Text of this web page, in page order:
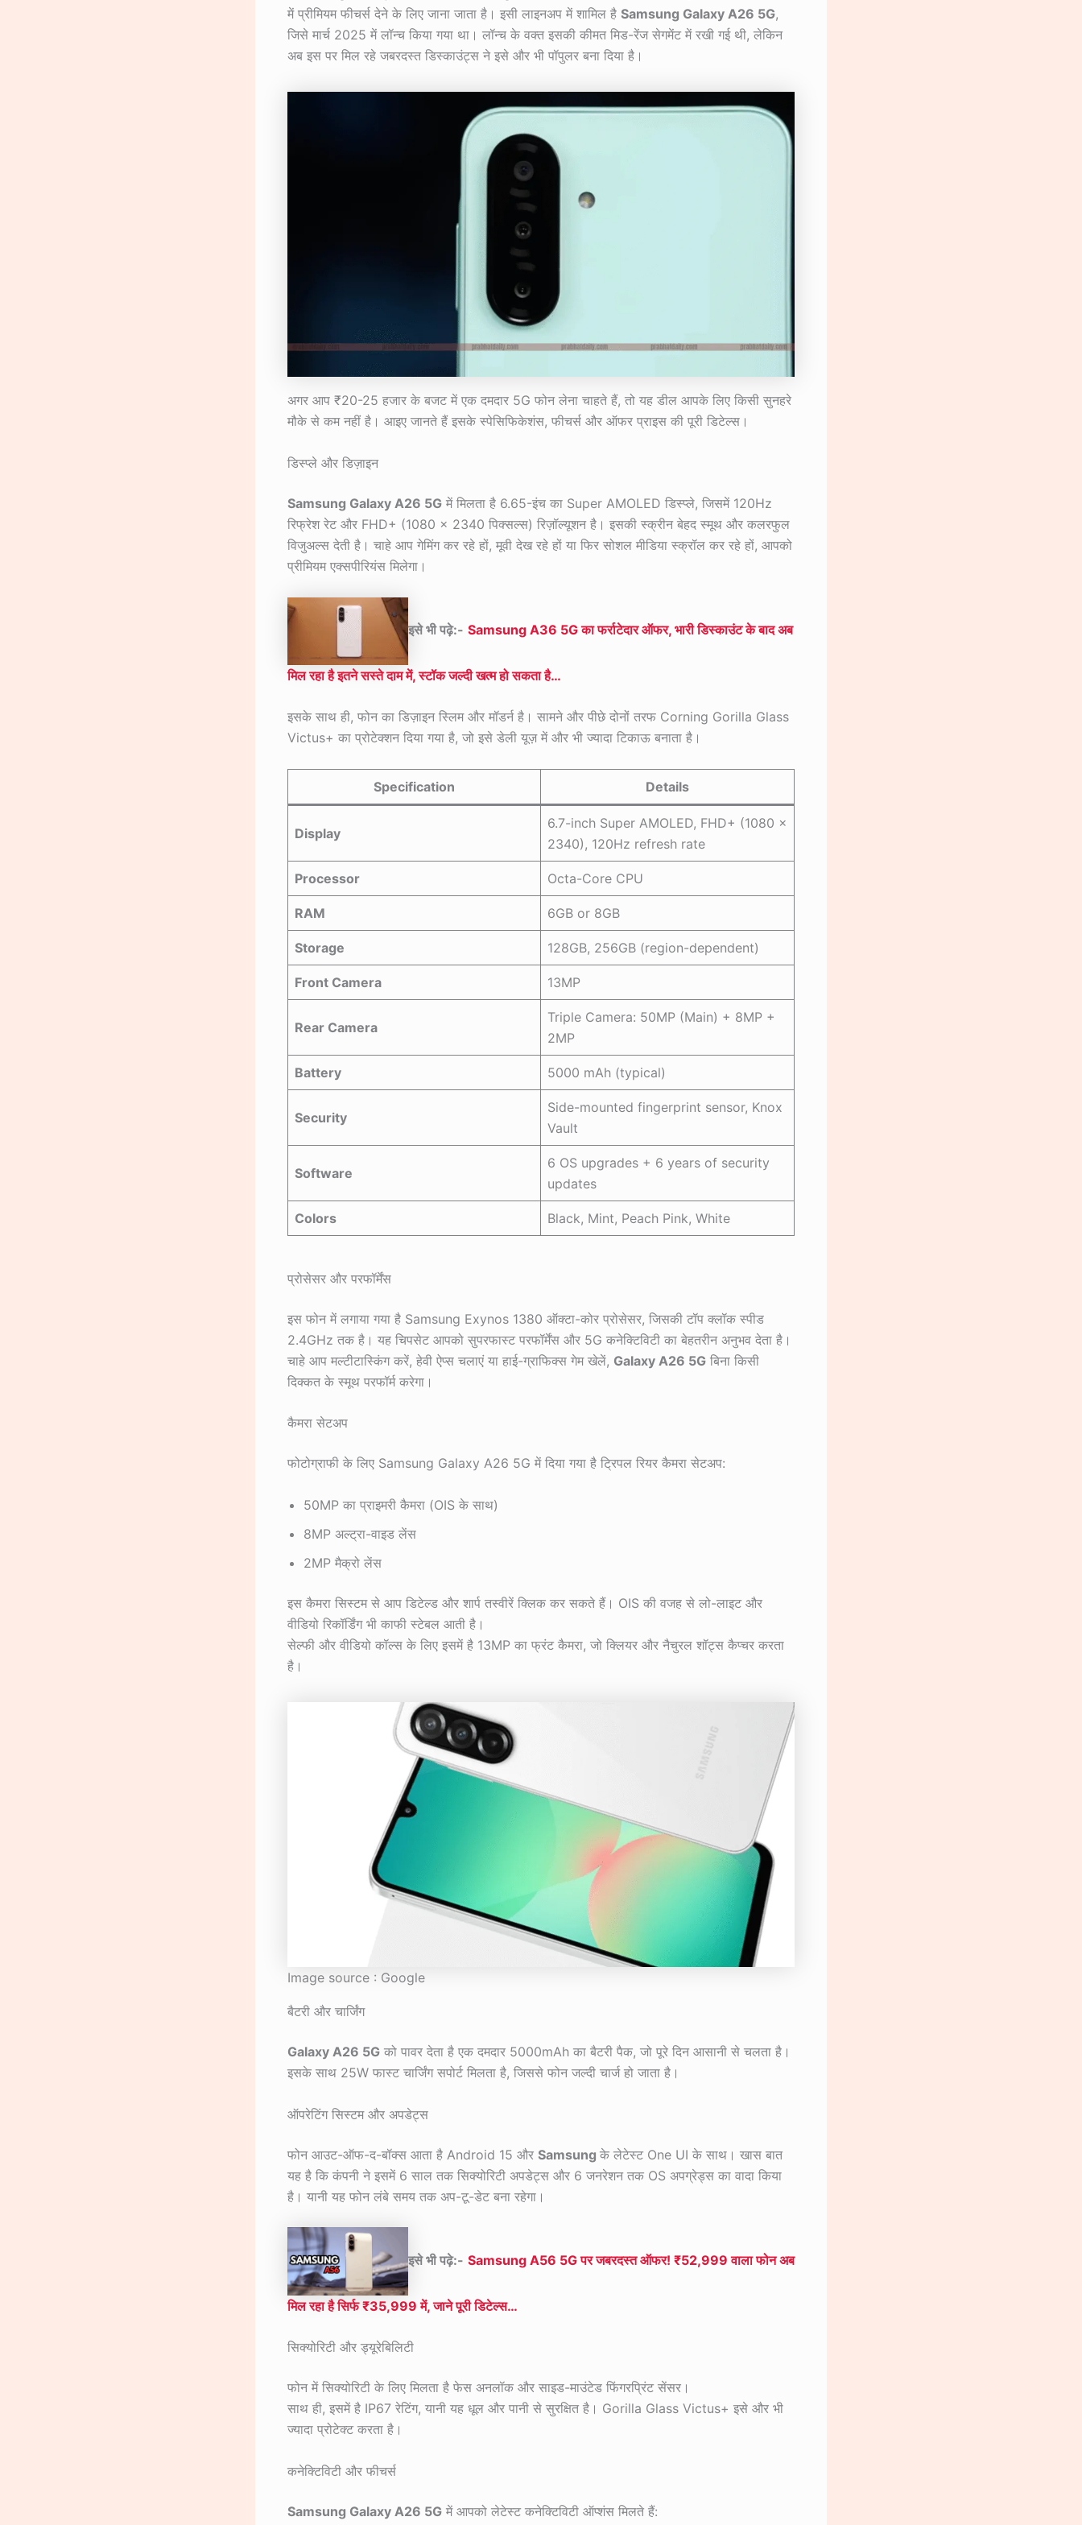
में प्रीमियम फीचर्स देने के लिए जाना जाता है। इसी लाइनअप में शामिल है Samsung Galaxy A26 5G,
जिसे मार्च 2025 में लॉन्च किया गया था। लॉन्च के वक्त इसकी कीमत मिड-रेंज सेगमेंट में रखी गई थी, लेकिन
अब इस पर मिल रहे जबरदस्त डिस्काउंट्स ने इसे और भी पॉपुलर बना दिया है।
अगर आप ₹20-25 हजार के बजट में एक दमदार 5G फोन लेना चाहते हैं, तो यह डील आपके लिए किसी सुनहरे
मौके से कम नहीं है। आइए जानते हैं इसके स्पेसिफिकेशंस, फीचर्स और ऑफर प्राइस की पूरी डिटेल्स।
डिस्प्ले और डिज़ाइन
Samsung Galaxy A26 5G में मिलता है 6.65-इंच का Super AMOLED डिस्प्ले, जिसमें 120Hz
रिफ्रेश रेट और FHD+ (1080 x 2340 पिक्सल्स) रिज़ॉल्यूशन है। इसकी स्क्रीन बेहद स्मूथ और कलरफुल
विजुअल्स देती है। चाहे आप गेमिंग कर रहे हों, मूवी देख रहे हों या फिर सोशल मीडिया स्क्रॉल कर रहे हों, आपको
प्रीमियम एक्सपीरियंस मिलेगा।
इसे भी पढ़े:- Samsung A36 5G का फर्राटेदार ऑफर, भारी डिस्काउंट के बाद अब
मिल रहा है इतने सस्ते दाम में, स्टॉक जल्दी खत्म हो सकता है…
इसके साथ ही, फोन का डिज़ाइन स्लिम और मॉडर्न है। सामने और पीछे दोनों तरफ Corning Gorilla Glass
Victus+ का प्रोटेक्शन दिया गया है, जो इसे डेली यूज़ में और भी ज्यादा टिकाऊ बनाता है।
Specification Details
Display
6.7-inch Super AMOLED, FHD+ (1080 ×
2340), 120Hz refresh rate
Processor Octa-Core CPU
RAM 6GB or 8GB
Storage 128GB, 256GB (region-dependent)
Front Camera 13MP
Rear Camera
Triple Camera: 50MP (Main) + 8MP +
2MP
Battery 5000 mAh (typical)
Security
Side-mounted fingerprint sensor, Knox
Vault
Software
6 OS upgrades + 6 years of security
updates
Colors Black, Mint, Peach Pink, White
प्रोसेसर और परफॉर्मेंस
इस फोन में लगाया गया है Samsung Exynos 1380 ऑक्टा-कोर प्रोसेसर, जिसकी टॉप क्लॉक स्पीड
2.4GHz तक है। यह चिपसेट आपको सुपरफास्ट परफॉर्मेंस और 5G कनेक्टिविटी का बेहतरीन अनुभव देता है।
चाहे आप मल्टीटास्किंग करें, हेवी ऐप्स चलाएं या हाई-ग्राफिक्स गेम खेलें, Galaxy A26 5G बिना किसी
दिक्कत के स्मूथ परफॉर्म करेगा।
कैमरा सेटअप
फोटोग्राफी के लिए Samsung Galaxy A26 5G में दिया गया है ट्रिपल रियर कैमरा सेटअप:
50MP का प्राइमरी कैमरा (OIS के साथ)
8MP अल्ट्रा-वाइड लेंस
2MP मैक्रो लेंस
इस कैमरा सिस्टम से आप डिटेल्ड और शार्प तस्वीरें क्लिक कर सकते हैं। OIS की वजह से लो-लाइट और
वीडियो रिकॉर्डिंग भी काफी स्टेबल आती है।
सेल्फी और वीडियो कॉल्स के लिए इसमें है 13MP का फ्रंट कैमरा, जो क्लियर और नैचुरल शॉट्स कैप्चर करता
है।
Image source : Google
बैटरी और चार्जिंग
Galaxy A26 5G को पावर देता है एक दमदार 5000mAh का बैटरी पैक, जो पूरे दिन आसानी से चलता है।
इसके साथ 25W फास्ट चार्जिंग सपोर्ट मिलता है, जिससे फोन जल्दी चार्ज हो जाता है।
ऑपरेटिंग सिस्टम और अपडेट्स
फोन आउट-ऑफ-द-बॉक्स आता है Android 15 और Samsung के लेटेस्ट One UI के साथ। खास बात
यह है कि कंपनी ने इसमें 6 साल तक सिक्योरिटी अपडेट्स और 6 जनरेशन तक OS अपग्रेड्स का वादा किया
है। यानी यह फोन लंबे समय तक अप-टू-डेट बना रहेगा।
इसे भी पढ़े:- Samsung A56 5G पर जबरदस्त ऑफर! ₹52,999 वाला फोन अब
मिल रहा है सिर्फ ₹35,999 में, जाने पूरी डिटेल्स…
सिक्योरिटी और ड्यूरेबिलिटी
फोन में सिक्योरिटी के लिए मिलता है फेस अनलॉक और साइड-माउंटेड फिंगरप्रिंट सेंसर।
साथ ही, इसमें है IP67 रेटिंग, यानी यह धूल और पानी से सुरक्षित है। Gorilla Glass Victus+ इसे और भी
ज्यादा प्रोटेक्ट करता है।
कनेक्टिविटी और फीचर्स
Samsung Galaxy A26 5G में आपको लेटेस्ट कनेक्टिविटी ऑप्शंस मिलते हैं: